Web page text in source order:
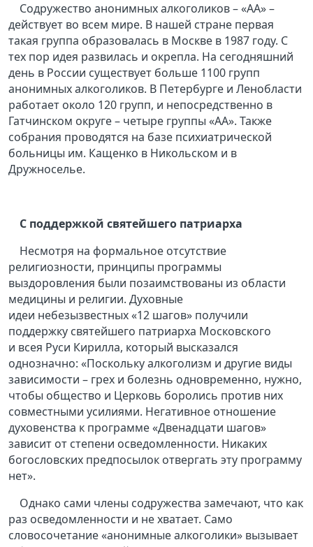
Содружество анонимных алкоголиков – «АА» –
действует во всем мире. В нашей стране первая
такая группа образовалась в Москве в 1987 году. С
тех пор идея развилась и окрепла. На сегодняшний
день в России существует больше 1100 групп
анонимных алкоголиков. В Петербурге и Ленобласти
работает около 120 групп, и непосредственно в
Гатчинском округе – четыре группы «АА». Также
собрания проводятся на базе психиатрической
больницы им. Кащенко в Никольском и в
Дружноселье.
С поддержкой святейшего патриарха
Несмотря на формальное отсутствие
религиозности, принципы программы
выздоровления были позаимствованы из области
медицины и религии. Духовные
идеи небезызвестных «12 шагов» получили
поддержку святейшего патриарха Московского
и всея Руси Кирилла, который высказался
однозначно: «Поскольку алкоголизм и другие виды
зависимости – грех и болезнь одновременно, нужно,
чтобы общество и Церковь боролись против них
совместными усилиями. Негативное отношение
духовенства к программе «Двенадцати шагов»
зависит от степени осведомленности. Никаких
богословских предпосылок отвергать эту программу
нет».
Однако сами члены содружества замечают, что как
раз осведомленности и не хватает. Само
словосочетание «анонимные алкоголики» вызывает